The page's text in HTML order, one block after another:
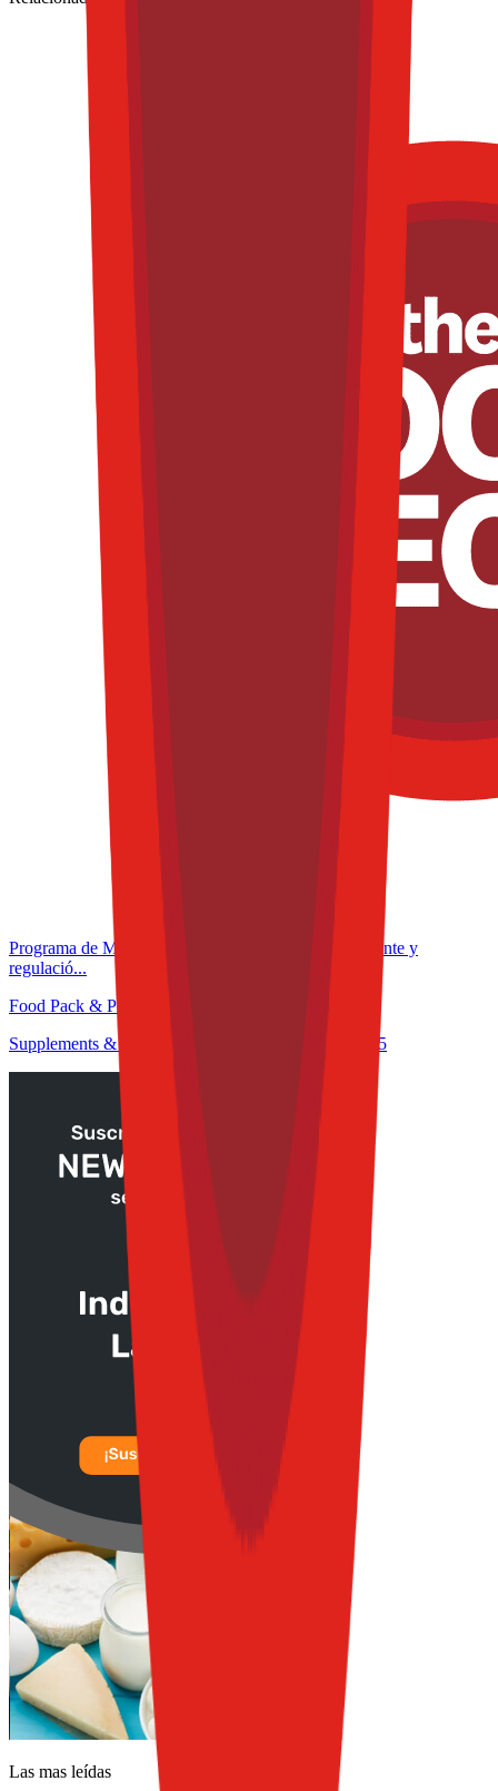
Programa de Microcertificación: Formulación inteligente y
regulació...
Food Pack & Process Congress 2025
Supplements & Nutrition Congress at TFT S&E 2025
Las mas leídas